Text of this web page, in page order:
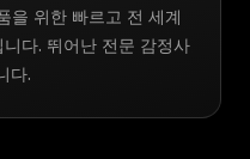
위한 빠르고 전 세계
다. 뛰어난 전문 감정사
다.